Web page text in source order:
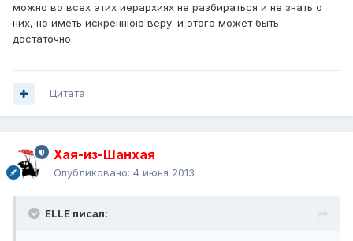
можно во всех этих иерархиях не разбираться и не знать о
них, но иметь искреннюю веру. и этого может быть
достаточно.
Цитата
Хая-из-Шанхая
Опубликовано: 4 июня 2013
ELLE писал: